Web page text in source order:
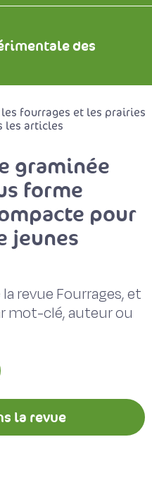
des
fourrages et les prairies
les articles
graminée
forme
pour
jeunes
revue Fourrages, et
mot-clé, auteur ou
la revue